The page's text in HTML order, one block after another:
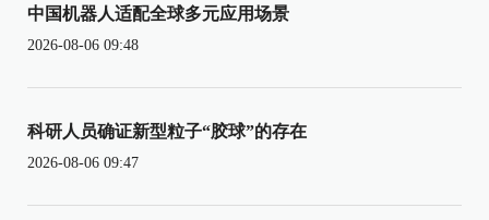
中国机器人适配全球多元应用场景
2026-08-06 09:48
科研人员确证新型粒子“胶球”的存在
2026-08-06 09:47